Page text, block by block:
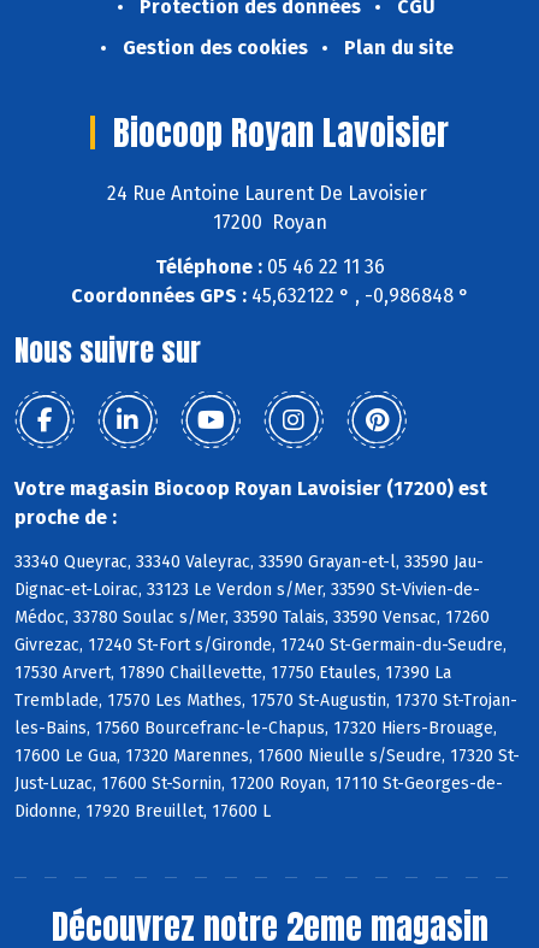
Protection des données
CGU
Gestion des cookies
Plan du site
Biocoop Royan Lavoisier
24 Rue Antoine Laurent De Lavoisier
17200 Royan
Téléphone :05 46 22 11 36
Coordonnées GPS :45,632122 ° , -0,986848 °
Nous suivre sur
Votre magasin Biocoop Royan Lavoisier (17200) est
proche de :
33340 Queyrac, 33340 Valeyrac, 33590 Grayan-et-l, 33590 Jau-
Dignac-et-Loirac, 33123 Le Verdon s/Mer, 33590 St-Vivien-de-
Médoc, 33780 Soulac s/Mer, 33590 Talais, 33590 Vensac, 17260
Givrezac, 17240 St-Fort s/Gironde, 17240 St-Germain-du-Seudre,
17530 Arvert, 17890 Chaillevette, 17750 Etaules, 17390 La
Tremblade, 17570 Les Mathes, 17570 St-Augustin, 17370 St-Trojan-
les-Bains, 17560 Bourcefranc-le-Chapus, 17320 Hiers-Brouage,
17600 Le Gua, 17320 Marennes, 17600 Nieulle s/Seudre, 17320 St-
Just-Luzac, 17600 St-Sornin, 17200 Royan, 17110 St-Georges-de-
Didonne, 17920 Breuillet, 17600 L
Découvrez notre 2eme magasin